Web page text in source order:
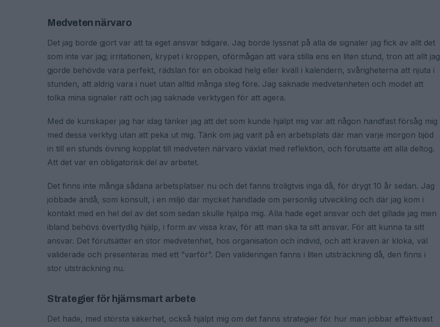
Medveten närvaro
Det jag borde gjort var att ta eget ansvar tidigare. Jag borde lyssnat på alla de signaler jag fick av allt det
som inte var jag; irritationen, krypet i kroppen, oförmågan att vara stilla ens en liten stund, tron att allt jag
gjorde behövde vara perfekt, rädslan för en obokad helg eller kväll i kalendern, svårigheterna att njuta i
stunden, att aldrig vara i nuet utan alltid många steg före. Jag saknade medvetenheten och modet att
tolka mina signaler rätt och jag saknade verktygen för att agera.
Med de kunskaper jag har idag tänker jag att det som kunde hjälpt mig var att någon handfast försåg mig
med dessa verktyg utan att peka ut mig. Tänk om jag varit på en arbetsplats där man varje morgon bjöd
in till en stunds övning kopplat till medveten närvaro växlat med reflektion, och förutsatte att alla deltog.
Att det var en obligatorisk del av arbetet.
Det finns inte många sådana arbetsplatser nu och det fanns troligtvis inga då, för drygt 10 år sedan. Jag
jobbade ändå, som konsult, i en miljö där mycket handlade om personlig utveckling och där jag kom i
kontakt med en hel del av det som sedan skulle hjälpa mig. Alla hade eget ansvar och det gillade jag men
ibland behövs övertydlig hjälp, i form av vissa krav, för att man ska ta sitt ansvar. För att kunna ta sitt
ansvar. Det förutsätter en stor medvetenhet, hos organisation och individ, och att kraven är kloka, väl
validerade och presenteras med ett ”varför”. Den valideringen fanns i liten utsträckning då, den finns i
stor utsträckning nu.
Strategier för hjärnsmart arbete
Det hade, med största säkerhet, också hjälpt mig om det fanns strategier för hur man jobbar effektivast